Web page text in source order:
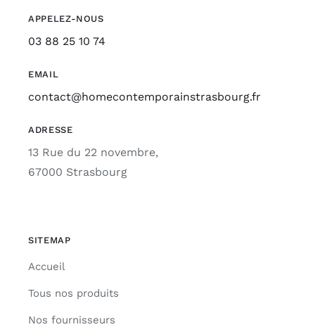
APPELEZ-NOUS
03 88 25 10 74
EMAIL
contact@homecontemporainstrasbourg.fr
ADRESSE
13 Rue du 22 novembre,
67000 Strasbourg
SITEMAP
Accueil
Tous nos produits
Nos fournisseurs